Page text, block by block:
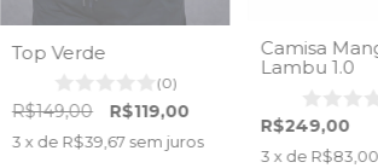
Top Verde
(0)
R$149,00 R$119,00
3 x de R$39,67sem juros
Camisa
Lambu 1.0
R$249,00
3 x de R$83,00